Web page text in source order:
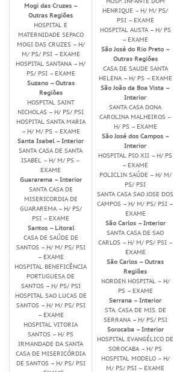
Mogi das Cruzes –
Outras Regiões
HOSPITAL E
MATERNIDADE SEPACO
MOGI DAS CRUZES – H/
M/ PS/ PSI – EXAME
HOSPITAL SANTANA – H/
PS/ PSI – EXAME
Suzano – Outras
Regiões
HOSPITAL SAINT
NICHOLAS – H/ PS/ PSI
HOSPITAL SANTA MARIA
– H/ M/ PS – EXAME
Santa Isabel – Interior
SANTA CASA DE SANTA
ISABEL – H/ M/ PS –
EXAME
Guararema – Interior
SANTA CASA DE
MISERICORDIA DE
GUARAREMA – H/ PS/
PSI – EXAME
Santos – Litoral
CASA DE SAÚDE DE
SANTOS – H/ M/ PS/ PSI
– EXAME
HOSPITAL BENEFICÊNCIA
PORTUGUESA DE
SANTOS – H/ PS/ PSI
HOSPITAL SAO LUCAS DE
SANTOS – H/ M/ PS/ PSI
– EXAME
HOSPITAL VITORIA
SANTOS – H/ PS
IRMANDADE DA SANTA
CASA DE MISERICÓRDIA
DE SANTOS – H/ PS/ PSI
HENRIQUE – H/ M/ PS/
PSI – EXAME
HOSPITAL AUSTA – H/ PS
– EXAME
São José do Rio Preto –
Outras Regiões
CASA DE SAUDE SANTA
HELENA – H/ PS – EXAME
São João da Boa Vista –
Interior
SANTA CASA DONA
CAROLINA MALHEIROS –
H/ PS – EXAME
São José dos Campos –
Interior
HOSPITAL PIO XII – H/ PS
– EXAME
POLICLIN SAÚDE – H/ M/
PS/ PSI
SANTA CASA SAO JOSE DOS
CAMPOS – H/ M/ PS/ PSI –
EXAME
São Carlos – Interior
SANTA CASA DE SAO
CARLOS – H/ M/ PS/ PSI –
EXAME
São Carlos – Outras
Regiões
NORDEN HOSPITAL – H/
PS – EXAME
Serrana – Interior
STA. CASA DE MIS. DE
SERRANA – H/ PS/ PSI
Sorocaba – Interior
HOSPITAL EVANGÉLICO DE
SOROCABA – H/ PS
HOSPITAL MODELO – H/
M/ PS/ PSI – EXAME